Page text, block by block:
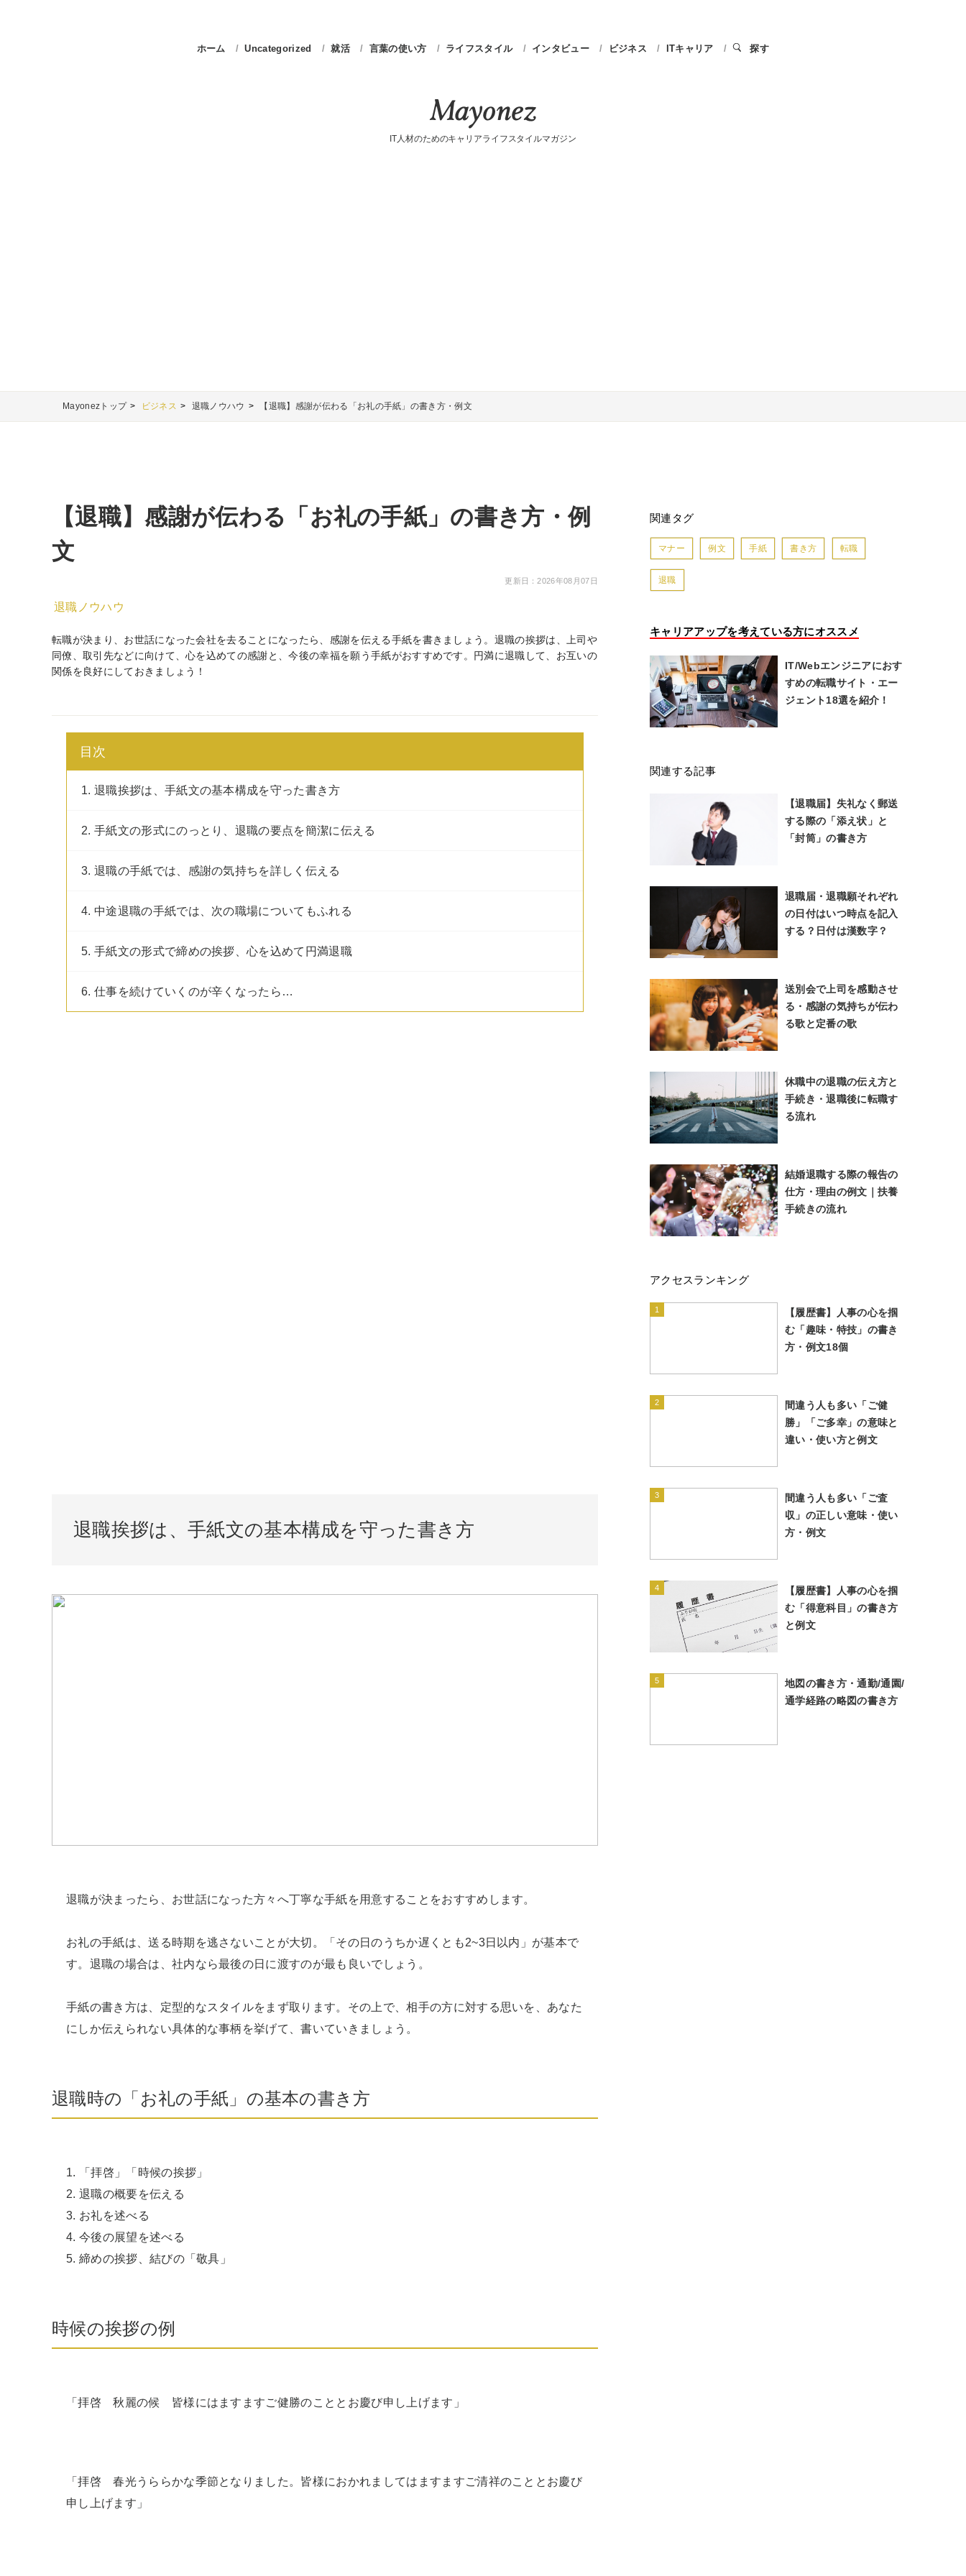
ホーム Uncategorized 就活 言葉の使い方 ライフスタイル インタビュー ビジネス ITキャリア 探す
IT人材のためのキャリアライフスタイルマガジン
Mayonezトップ ビジネス 退職ノウハウ 【退職】感謝が伝わる「お礼の手紙」の書き方・例文
【退職】感謝が伝わる「お礼の手紙」の書き方・例
文
更新日：2026年08月07日
退職ノウハウ
転職が決まり、お世話になった会社を去ることになったら、感謝を伝える手紙を書きましょう。退職の挨拶は、上司や
同僚、取引先などに向けて、心を込めての感謝と、今後の幸福を願う手紙がおすすめです。円満に退職して、お互いの
関係を良好にしておきましょう！
目次
1. 退職挨拶は、手紙文の基本構成を守った書き方
2. 手紙文の形式にのっとり、退職の要点を簡潔に伝える
3. 退職の手紙では、感謝の気持ちを詳しく伝える
4. 中途退職の手紙では、次の職場についてもふれる
5. 手紙文の形式で締めの挨拶、心を込めて円満退職
6. 仕事を続けていくのが辛くなったら…
退職挨拶は、手紙文の基本構成を守った書き方
退職が決まったら、お世話になった方々へ丁寧な手紙を用意することをおすすめします。
お礼の手紙は、送る時期を逃さないことが大切。「その日のうちか遅くとも2~3日以内」が基本で
す。退職の場合は、社内なら最後の日に渡すのが最も良いでしょう。
手紙の書き方は、定型的なスタイルをまず取ります。その上で、相手の方に対する思いを、あなた
にしか伝えられない具体的な事柄を挙げて、書いていきましょう。
退職時の「お礼の手紙」の基本の書き方
1. 「拝啓」「時候の挨拶」
2. 退職の概要を伝える
3. お礼を述べる
4. 今後の展望を述べる
5. 締めの挨拶、結びの「敬具」
時候の挨拶の例
「拝啓　秋麗の候　皆様にはますますご健勝のこととお慶び申し上げます」
「拝啓　春光うららかな季節となりました。皆様におかれましてはますますご清祥のこととお慶び
申し上げます」
関連タグ
マナー 例文 手紙 書き方 転職
退職
キャリアアップを考えている方にオススメ
IT/Webエンジニアにおす
すめの転職サイト・エー
ジェント18選を紹介！
関連する記事
【退職届】失礼なく郵送
する際の「添え状」と
「封筒」の書き方
退職届・退職願それぞれ
の日付はいつ時点を記入
する？日付は漢数字？
送別会で上司を感動させ
る・感謝の気持ちが伝わ
る歌と定番の歌
休職中の退職の伝え方と
手続き・退職後に転職す
る流れ
結婚退職する際の報告の
仕方・理由の例文｜扶養
手続きの流れ
アクセスランキング
1
【履歴書】人事の心を掴
む「趣味・特技」の書き
方・例文18個
2
間違う人も多い「ご健
勝」「ご多幸」の意味と
違い・使い方と例文
3
間違う人も多い「ご査
収」の正しい意味・使い
方・例文
4
【履歴書】人事の心を掴
む「得意科目」の書き方
と例文
5
地図の書き方・通勤/通園/
通学経路の略図の書き方